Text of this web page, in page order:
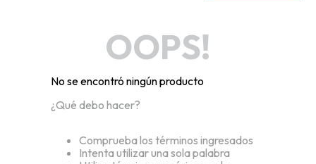
OOPS!
No se encontró ningún producto
¿Qué debo hacer?
Comprueba los términos ingresados
Intenta utilizar una sola palabra